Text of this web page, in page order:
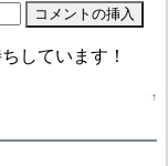
しています！
↑